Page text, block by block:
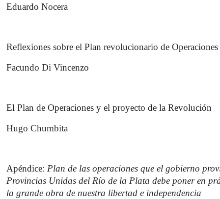
Eduardo Nocera
Reflexiones sobre el Plan revolucionario de
Facundo Di Vincenzo
El Plan de Operaciones y el proyecto de la Revolución
Hugo Chumbita
Apéndice: Plan de las operaciones que el gobierno
Provincias Unidas del Río de la Plata debe poner en
la grande obra de nuestra libertad e independencia